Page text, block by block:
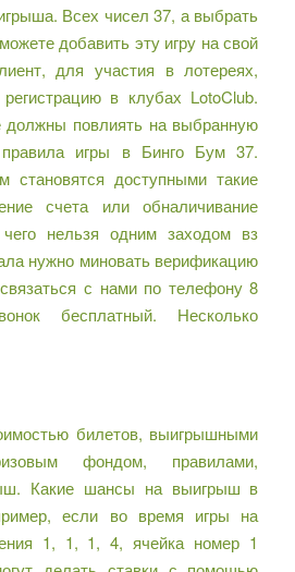
Всех чисел 37, а выбрать
добавить эту игру на свой
для участия в лотереях,
в клубах LotoClub.
должны повлиять на выбранную
правила игры в Бинго Бум 37.
становятся доступными такие
счета или обналичивание
нельзя одним заходом вз
нужно миновать верификацию
с нами по телефону 8
бесплатный. Несколько
билетов, выигрышными
фондом, правилами,
Какие шансы на выигрыш в
если во время игры на
1, 1, 1, 4, ячейка номер 1